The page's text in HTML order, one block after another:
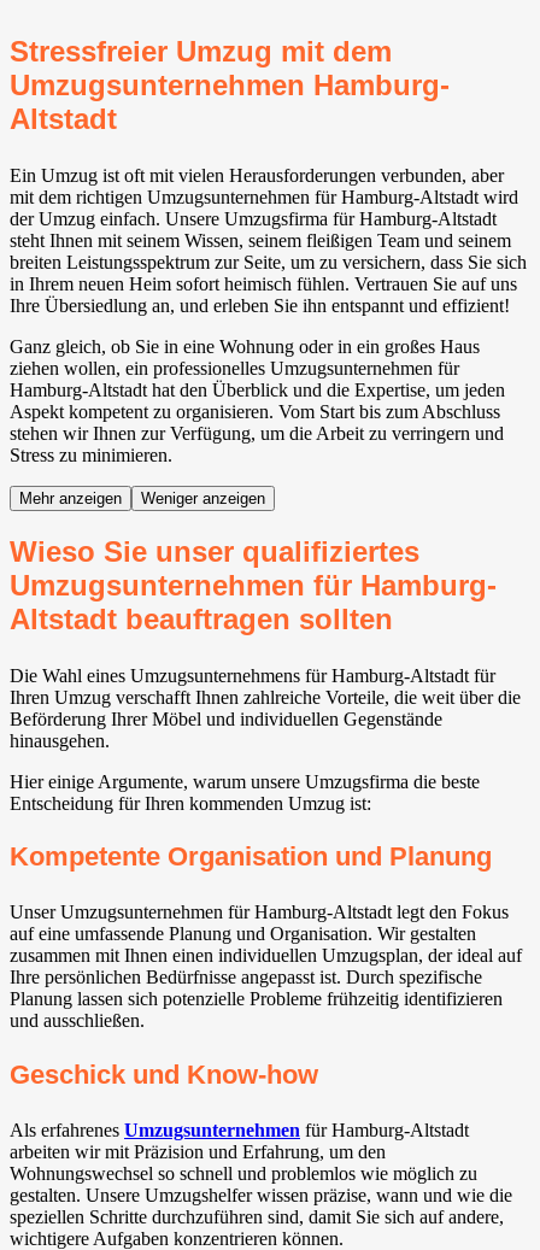
Stressfreier Umzug mit dem
Umzugsunternehmen Hamburg-
Altstadt
Ein Umzug ist oft mit vielen Herausforderungen verbunden, aber
mit dem richtigen Umzugsunternehmen für Hamburg-Altstadt wird
der Umzug einfach. Unsere Umzugsfirma für Hamburg-Altstadt
steht Ihnen mit seinem Wissen, seinem fleißigen Team und seinem
breiten Leistungsspektrum zur Seite, um zu versichern, dass Sie sich
in Ihrem neuen Heim sofort heimisch fühlen. Vertrauen Sie auf uns
Ihre Übersiedlung an, und erleben Sie ihn entspannt und effizient!
Ganz gleich, ob Sie in eine Wohnung oder in ein großes Haus
ziehen wollen, ein professionelles Umzugsunternehmen für
Hamburg-Altstadt hat den Überblick und die Expertise, um jeden
Aspekt kompetent zu organisieren. Vom Start bis zum Abschluss
stehen wir Ihnen zur Verfügung, um die Arbeit zu verringern und
Stress zu minimieren.
Mehr anzeigen Weniger anzeigen
Wieso Sie unser qualifiziertes
Umzugsunternehmen für Hamburg-
Altstadt beauftragen sollten
Die Wahl eines Umzugsunternehmens für Hamburg-Altstadt für
Ihren Umzug verschafft Ihnen zahlreiche Vorteile, die weit über die
Beförderung Ihrer Möbel und individuellen Gegenstände
hinausgehen.
Hier einige Argumente, warum unsere Umzugsfirma die beste
Entscheidung für Ihren kommenden Umzug ist:
Kompetente Organisation und Planung
Unser Umzugsunternehmen für Hamburg-Altstadt legt den Fokus
auf eine umfassende Planung und Organisation. Wir gestalten
zusammen mit Ihnen einen individuellen Umzugsplan, der ideal auf
Ihre persönlichen Bedürfnisse angepasst ist. Durch spezifische
Planung lassen sich potenzielle Probleme frühzeitig identifizieren
und ausschließen.
Geschick und Know-how
Als erfahrenes Umzugsunternehmen für Hamburg-Altstadt
arbeiten wir mit Präzision und Erfahrung, um den
Wohnungswechsel so schnell und problemlos wie möglich zu
gestalten. Unsere Umzugshelfer wissen präzise, wann und wie die
speziellen Schritte durchzuführen sind, damit Sie sich auf andere,
wichtigere Aufgaben konzentrieren können.